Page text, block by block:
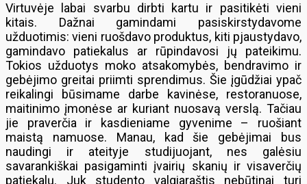
Virtuvėje labai svarbu dirbti kartu ir pasitikėti vieni
kitais. Dažnai gamindami pasiskirstydavome
užduotimis: vieni ruošdavo produktus, kiti pjaustydavo,
gamindavo patiekalus ar rūpindavosi jų pateikimu.
Tokios užduotys moko atsakomybės, bendravimo ir
gebėjimo greitai priimti sprendimus. Šie įgūdžiai ypač
reikalingi būsimame darbe kavinėse, restoranuose,
maitinimo įmonėse ar kuriant nuosavą verslą. Tačiau
jie praverčia ir kasdieniame gyvenime – ruošiant
maistą namuose. Manau, kad šie gebėjimai bus
naudingi ir ateityje studijuojant, nes galėsiu
savarankiškai pasigaminti įvairių skanių ir visaverčių
patiekalų. Juk studento valgiaraštis nebūtinai turi